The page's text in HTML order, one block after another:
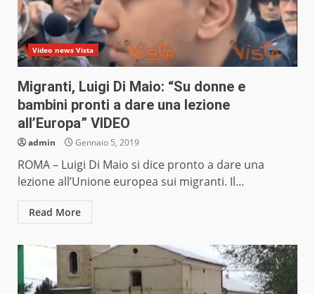
Video news Vista
Migranti, Luigi Di Maio: “Su donne e
bambini pronti a dare una lezione
all’Europa” VIDEO
admin Gennaio 5, 2019
ROMA – Luigi Di Maio si dice pronto a dare una
lezione all’Unione europea sui migranti. Il...
Read More